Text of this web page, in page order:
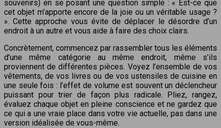
souvenirs) en se posant une question simple : « Est-ce que
cet objet m’apporte encore de la joie ou un véritable usage ?
». Cette approche vous évite de déplacer le désordre d’un
endroit à un autre et vous aide à faire des choix clairs.
Concrètement, commencez par rassembler tous les éléments
d’une même catégorie au même endroit, même s’ils
proviennent de différentes pièces. Voyez l’ensemble de vos
vêtements, de vos livres ou de vos ustensiles de cuisine en
une seule fois : l’effet de volume est souvent un déclencheur
puissant pour trier de façon plus radicale. Pliez, rangez,
évaluez chaque objet en pleine conscience et ne gardez que
ce qui a une vraie place dans votre vie actuelle, pas dans une
version idéalisée de vous-même.